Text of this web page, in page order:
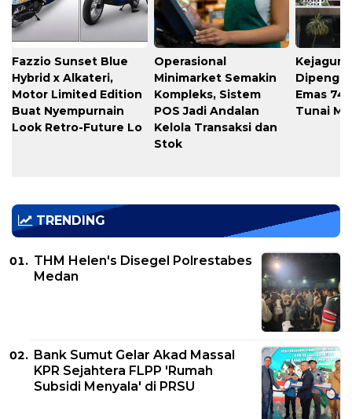
Fazzio Sunset Blue
Hybrid x Alkateri,
Motor Limited Edition
Buat Nyempurnain
Look Retro-Future Lo
Operasional
Minimarket Semakin
Kompleks, Sistem
POS Jadi Andalan
Kelola Transaksi dan
Stok
Emas 74
Tunai
TRENDING
THM Helen's Disegel Polrestabes
Medan
Bank Sumut Gelar Akad Massal
KPR Sejahtera FLPP 'Rumah
Subsidi Menyala' di PRSU